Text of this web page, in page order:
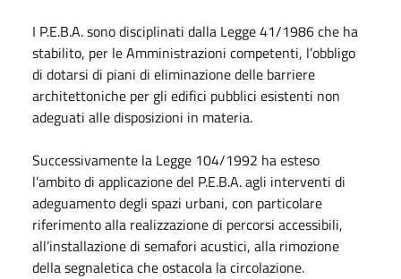
I P.E.B.A. sono disciplinati dalla Legge 41/1986 che ha
stabilito, per le Amministrazioni competenti, l’obbligo
di dotarsi di piani di eliminazione delle barriere
architettoniche per gli edifici pubblici esistenti non
adeguati alle disposizioni in materia.
Successivamente la Legge 104/1992 ha esteso
l’ambito di applicazione del P.E.B.A. agli interventi di
adeguamento degli spazi urbani, con particolare
riferimento alla realizzazione di percorsi accessibili,
all’installazione di semafori acustici, alla rimozione
della segnaletica che ostacola la circolazione.